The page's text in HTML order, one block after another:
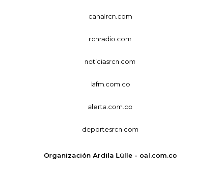
canalrcn.com
rcnradio.com
noticiasrcn.com
lafm.com.co
alerta.com.co
deportesrcn.com
Organización Ardila Lülle - oal.com.co